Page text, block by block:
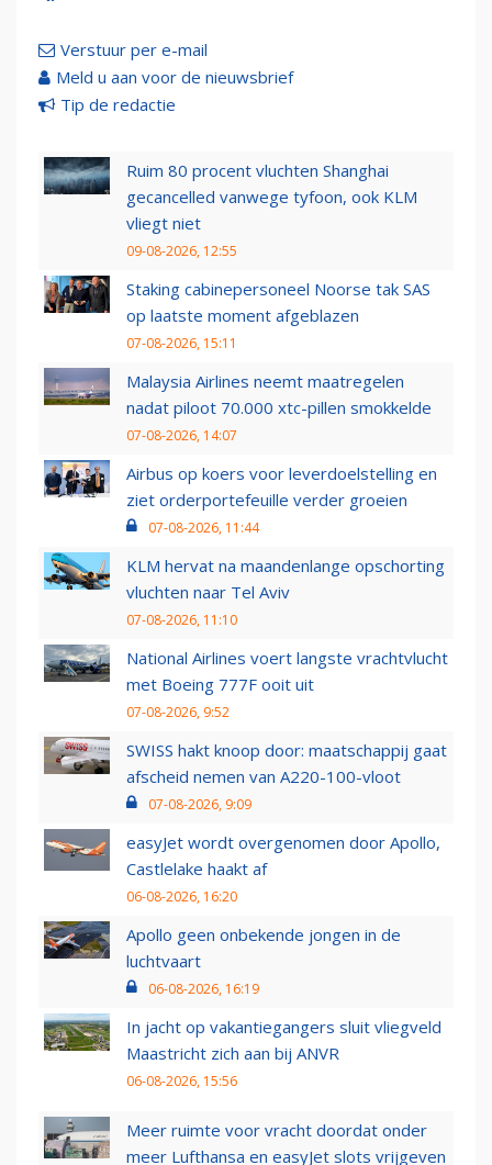
Verstuur per e-mail
Meld u aan voor de nieuwsbrief
Tip de redactie
Ruim 80 procent vluchten Shanghai
gecancelled vanwege tyfoon, ook KLM
vliegt niet
09-08-2026, 12:55
Staking cabinepersoneel Noorse tak SAS
op laatste moment afgeblazen
07-08-2026, 15:11
Malaysia Airlines neemt maatregelen
nadat piloot 70.000 xtc-pillen smokkelde
07-08-2026, 14:07
Airbus op koers voor leverdoelstelling en
ziet orderportefeuille verder groeien
07-08-2026, 11:44
KLM hervat na maandenlange opschorting
vluchten naar Tel Aviv
07-08-2026, 11:10
National Airlines voert langste vrachtvlucht
met Boeing 777F ooit uit
07-08-2026, 9:52
SWISS hakt knoop door: maatschappij gaat
afscheid nemen van A220-100-vloot
07-08-2026, 9:09
easyJet wordt overgenomen door Apollo,
Castlelake haakt af
06-08-2026, 16:20
Apollo geen onbekende jongen in de
luchtvaart
06-08-2026, 16:19
In jacht op vakantiegangers sluit vliegveld
Maastricht zich aan bij ANVR
06-08-2026, 15:56
Meer ruimte voor vracht doordat onder
meer Lufthansa en easyJet slots vrijgeven